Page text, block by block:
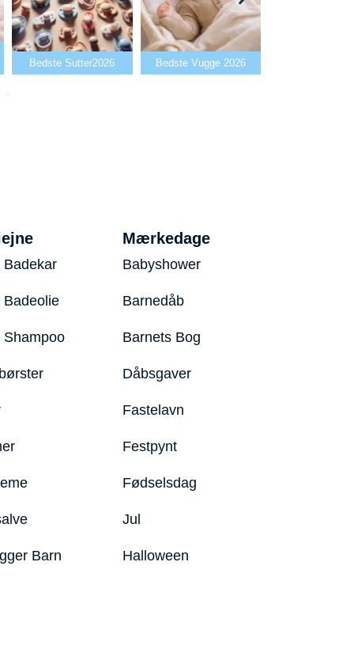
Bedste Sutter2026 Bedste Vugge 2026
Badekar
Badeolie
Shampoo
Barn
Mærkedage
Babyshower
Barnedåb
Barnets Bog
Dåbsgaver
Fastelavn
Festpynt
Fødselsdag
Jul
Halloween